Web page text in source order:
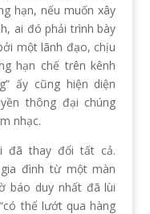
hạn, nếu muốn xây
ai đó phải trình bày
một lãnh đạo, chịu
hạn chế trên kênh
ấy cũng hiện diện
thông đại chúng
nhạc.
đã thay đổi tất cả.
đình từ một màn
báo duy nhất đã lùi
thể lướt qua hàng